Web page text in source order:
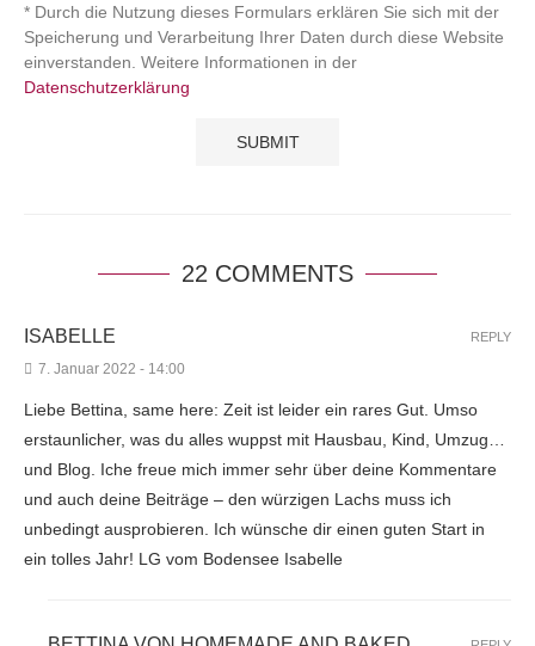
* Durch die Nutzung dieses Formulars erklären Sie sich mit der
Speicherung und Verarbeitung Ihrer Daten durch diese Website
einverstanden. Weitere Informationen in der
Datenschutzerklärung
22 COMMENTS
ISABELLE
7. Januar 2022 - 14:00
Liebe Bettina, same here: Zeit ist leider ein rares Gut. Umso
erstaunlicher, was du alles wuppst mit Hausbau, Kind, Umzug…
und Blog. Iche freue mich immer sehr über deine Kommentare
und auch deine Beiträge – den würzigen Lachs muss ich
unbedingt ausprobieren. Ich wünsche dir einen guten Start in
ein tolles Jahr! LG vom Bodensee Isabelle
REPLY